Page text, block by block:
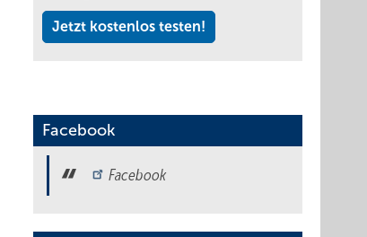
Jetzt kostenlos testen!
Facebook
Facebook